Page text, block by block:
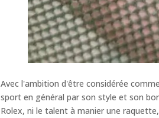
Avec l'ambition d'être considérée
sport en général par son style et son
Rolex, ni le talent à manier une